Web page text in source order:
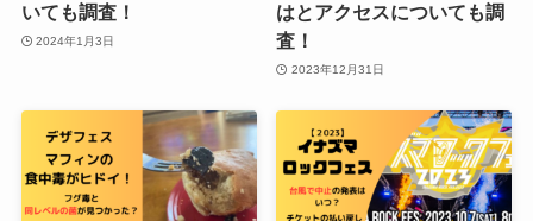
いても調査！
2024年1月3日
はとアクセスについても調
査！
2023年12月31日